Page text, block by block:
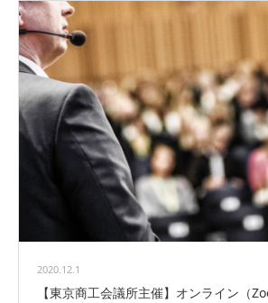
2020.12.1
【東京商工会議所主催】オンライン（